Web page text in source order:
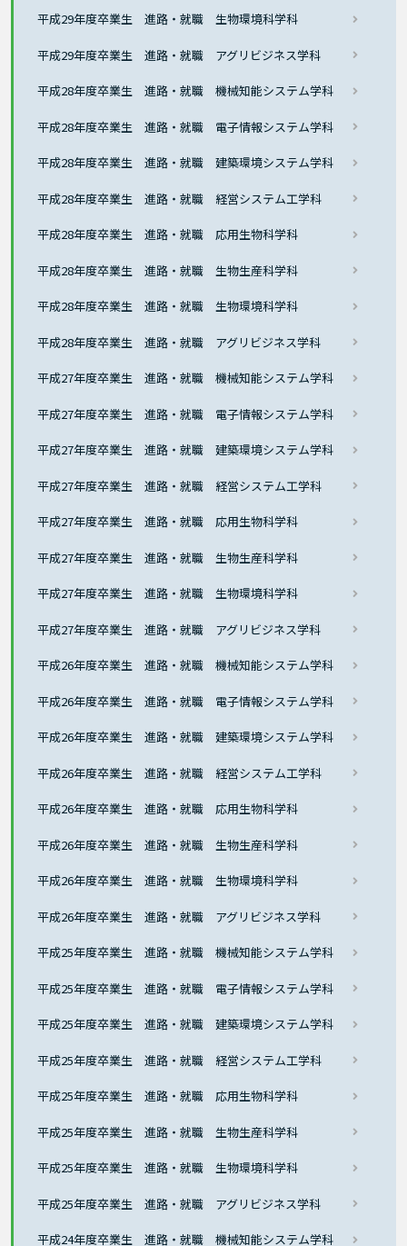
平成29年度卒業生 進路・就職 生物環境科学科
平成29年度卒業生 進路・就職 アグリビジネス学科
平成28年度卒業生 進路・就職 機械知能システム学科
平成28年度卒業生 進路・就職 電子情報システム学科
平成28年度卒業生 進路・就職 建築環境システム学科
平成28年度卒業生 進路・就職 経営システム工学科
平成28年度卒業生 進路・就職 応用生物科学科
平成28年度卒業生 進路・就職 生物生産科学科
平成28年度卒業生 進路・就職 生物環境科学科
平成28年度卒業生 進路・就職 アグリビジネス学科
平成27年度卒業生 進路・就職 機械知能システム学科
平成27年度卒業生 進路・就職 電子情報システム学科
平成27年度卒業生 進路・就職 建築環境システム学科
平成27年度卒業生 進路・就職 経営システム工学科
平成27年度卒業生 進路・就職 応用生物科学科
平成27年度卒業生 進路・就職 生物生産科学科
平成27年度卒業生 進路・就職 生物環境科学科
平成27年度卒業生 進路・就職 アグリビジネス学科
平成26年度卒業生 進路・就職 機械知能システム学科
平成26年度卒業生 進路・就職 電子情報システム学科
平成26年度卒業生 進路・就職 建築環境システム学科
平成26年度卒業生 進路・就職 経営システム工学科
平成26年度卒業生 進路・就職 応用生物科学科
平成26年度卒業生 進路・就職 生物生産科学科
平成26年度卒業生 進路・就職 生物環境科学科
平成26年度卒業生 進路・就職 アグリビジネス学科
平成25年度卒業生 進路・就職 機械知能システム学科
平成25年度卒業生 進路・就職 電子情報システム学科
平成25年度卒業生 進路・就職 建築環境システム学科
平成25年度卒業生 進路・就職 経営システム工学科
平成25年度卒業生 進路・就職 応用生物科学科
平成25年度卒業生 進路・就職 生物生産科学科
平成25年度卒業生 進路・就職 生物環境科学科
平成25年度卒業生 進路・就職 アグリビジネス学科
平成24年度卒業生 進路・就職 機械知能システム学科